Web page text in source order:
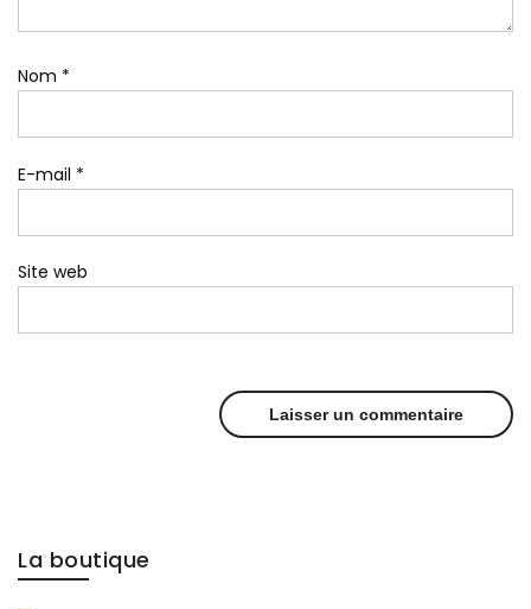
Nom *
E-mail *
Site web
La boutique